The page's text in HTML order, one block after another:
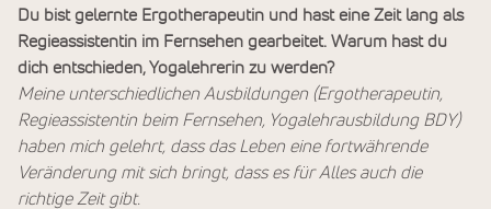
Du bist gelernte Ergotherapeutin und hast eine Zeit lang als
Regieassistentin im Fernsehen gearbeitet. Warum hast du
dich entschieden, Yogalehrerin zu werden?
Meine unterschiedlichen Ausbildungen (Ergotherapeutin,
Regieassistentin beim Fernsehen, Yogalehrausbildung BDY)
haben mich gelehrt, dass das Leben eine fortwährende
Veränderung mit sich bringt, dass es für Alles auch die
richtige Zeit gibt.